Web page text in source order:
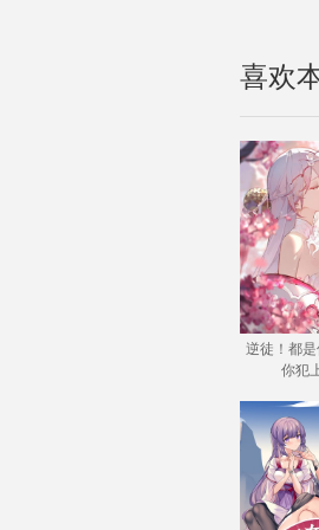
喜欢
逆徒！都
你犯